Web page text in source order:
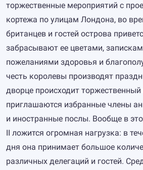
торжественные мероприятий с
кортежа по улицам Лондона, во
британцев и гостей острова
забрасывают ее цветами,
пожеланиями здоровья и
честь королевы производят
дворце происходит
приглашаются избранные члены
и иностранные послы. Вообще в
II ложится огромная нагрузка: в
дня она принимает большое
различных делегаций и гостей.